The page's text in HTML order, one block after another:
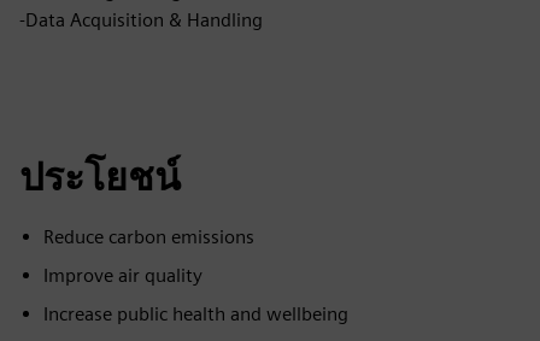
-Data Acquisition & Handling
ประโยชน์
Reduce carbon emissions
Improve air quality
Increase public health and wellbeing